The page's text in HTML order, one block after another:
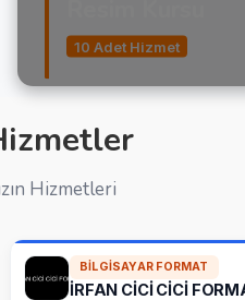
10 Adet Hizmet
Hizmetleri
BILGISAYAR FORMAT
İRFAN CİCİ CİCİ